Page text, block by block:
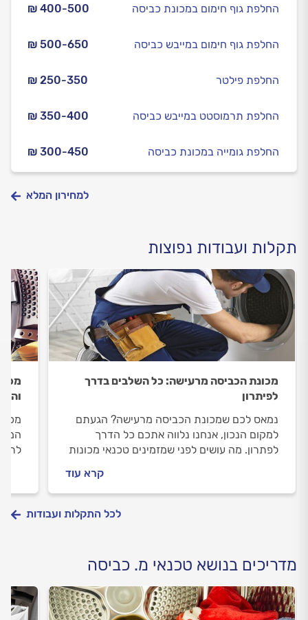
₪ 400-500 החלפת גוף חימום במכונת כביסה
₪ 500-650 החלפת גוף חימום במייבש כביסה
₪ 250-350 החלפת פילטר
₪ 350-400 החלפת תרמוסטט במייבש כביסה
₪ 300-450 החלפת גומייה במכונת כביסה
למחירון המלא
תקלות ועבודות נפוצות
מכונת הכביסה מרעישה: כל השלבים בדרך
לפיתרון
נמאס לכם שמכונת הכביסה מרעישה? הגעתם
למקום הנכון, אנחנו נלווה אתכם כל הדרך
לפתרון. מה עושים לפני שמזמינים טכנאי מכונות
קרא עוד
לכל התקלות ועבודות
מדריכים בנושא טכנאי מ. כביסה